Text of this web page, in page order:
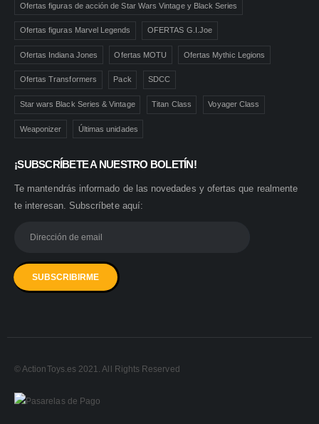
Ofertas figuras de acción de Star Wars Vintage y Black Series
Ofertas figuras Marvel Legends OFERTAS G.I.Joe
Ofertas Indiana Jones Ofertas MOTU Ofertas Mythic Legions
Ofertas Transformers Pack SDCC
Star wars Black Series & Vintage Titan Class Voyager Class
Weaponizer Últimas unidades
¡SUBSCRÍBETE A NUESTRO BOLETÍN!
Te mantendrás informado de las novedades y ofertas que realmente
te interesan. Subscríbete aquí:
© ActionToys.es 2021. All Rights Reserved